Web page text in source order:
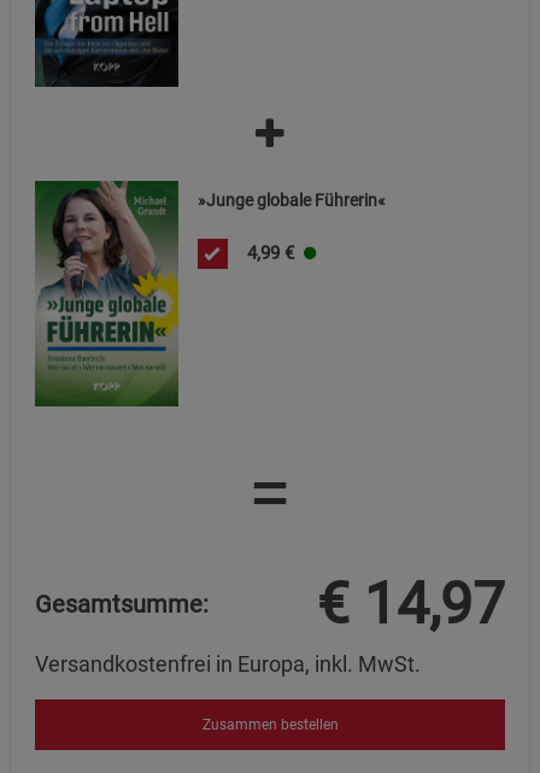
»Junge globale Führerin«
4,99 €
=
Gesamtsumme: € 14,97
Versandkostenfrei in Europa, inkl. MwSt.
Zusammen bestellen